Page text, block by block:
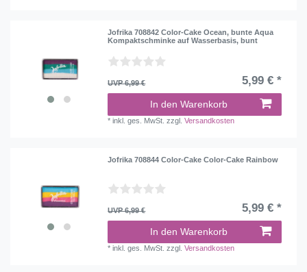
Jofrika 708842 Color-Cake Ocean, bunte Aqua
Kompaktschminke auf Wasserbasis, bunt
UVP 6,99 € 5,99 € *
In den Warenkorb
*inkl. ges. MwSt. zzgl.Versandkosten
Jofrika 708844 Color-Cake Color-Cake Rainbow
UVP 6,99 € 5,99 € *
In den Warenkorb
*inkl. ges. MwSt. zzgl.Versandkosten